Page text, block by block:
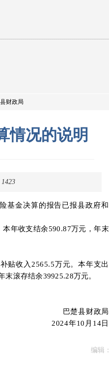
财政局
情况的说明
1423
基金决算的报告已报县政府和
本年收支结余590.87万元，年末
贴收入2565.5万元。本年支出
末滚存结余39925.28万元。
巴楚县财政局
2024年10 月 14日
编辑：